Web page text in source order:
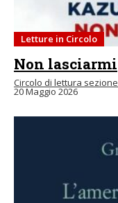
Letture in Circolo
Non lasciarmi
Circolo di lettura
20 Maggio 2026